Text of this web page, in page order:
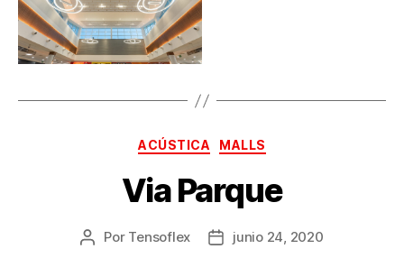
ACÚSTICA MALLS
Via Parque
Por Tensoflex junio 24, 2020